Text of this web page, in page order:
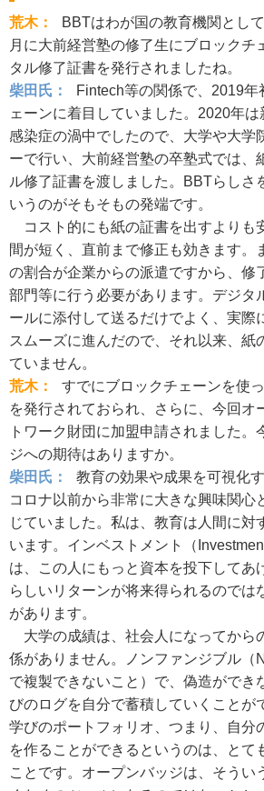
荒木：
BBTはわが国の教育機関とし
月に大前経営塾の修了生にブロックチ
タル修了証書を発行されましたね。
柴田氏：
Fintech等の関係で、2019年
ェーンに着目していました。2020年
感染症の渦中でしたので、大学や大学
ーで行い、大前経営塾の卒塾式では、
ル修了証書を渡しました。BBTらしさ
いうのがそもそもの発端です。
コスト的にも紙の証書を出すよりも
間が短く、直前まで修正も効きます。
の割合が企業からの派遣ですから、修
部門等に行う必要があります。デジタ
ールに添付して送るだけでよく、実際
スムーズに進んだので、それ以来、紙
ていません。
荒木：
すでにブロックチェーンを使
を発行されておられ、さらに、今回オ
トワーク財団に加盟申請されました。
ジへの期待はありますか。
柴田氏：
教育の効果や成果を可視化
コロナ以前から非常に大きな興味関心
じていました。私は、教育は人間に対
います。インベストメント（
は、この人にもっと資本を投下してあ
らしいリターンが将来得られるのでは
があります。
大学の成績は、社会人になってから
係がありません。ノンファンジブル（
で複製できないこと）で、偽造ができ
びのログを自分で蓄積していくことが
学びのポートフォリオ、つまり、自分
を作ることができるというのは、とて
ことです。オープンバッジは、そうい